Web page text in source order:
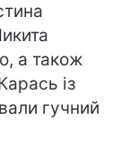
а також
із
гучний